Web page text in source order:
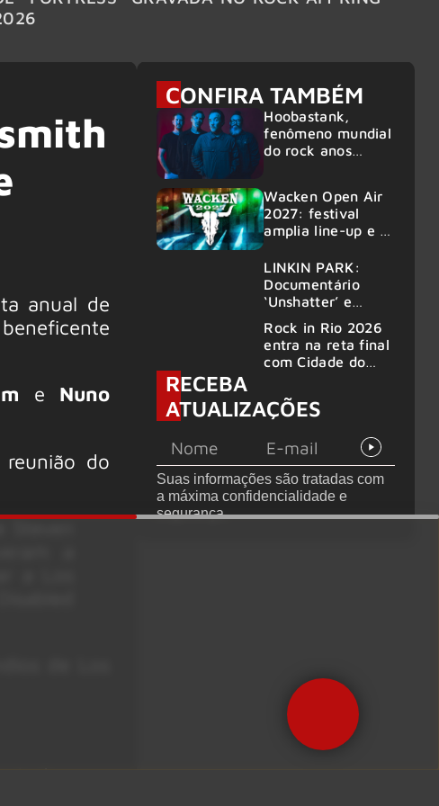
anual de
e Nuno
do
Steven
de Los
CONFIRA TAMBÉM
Hoobastank,
fenômeno mundial
do rock anos
shows
Wacken Open Air
2027: festival
amplia line-up e já
50 bandas
LINKIN PARK:
Documentário
‘Unshatter’ e
anunciados
Rock in Rio 2026
entra na reta final
com Cidade do
montagem
acelerada e line-
confirmado
RECEBA
ATUALIZAÇÕES
Suas informações são tratadas com
a máxima confidencialidade e
segurança.